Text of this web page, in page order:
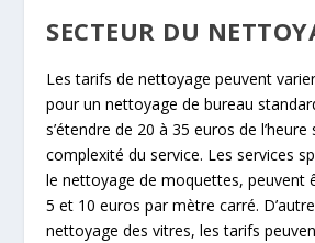
SECTEUR DU
Les tarifs de nettoyage peuvent
pour un nettoyage de bureau
s’étendre de 20 à 35 euros de
complexité du service. Les services
le nettoyage de moquettes, peuvent
5 et 10 euros par mètre carré.
nettoyage des vitres, les tarifs